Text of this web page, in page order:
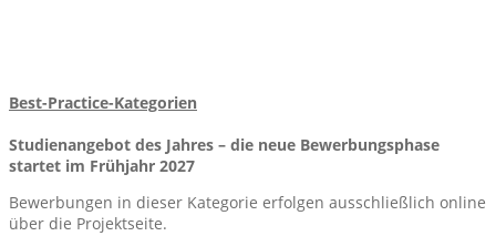
Best-Practice-Kategorien
Studienangebot des Jahres – die neue Bewerbungsphase
startet im Frühjahr 2027
Bewerbungen in dieser Kategorie erfolgen ausschließlich online
über die Projektseite.